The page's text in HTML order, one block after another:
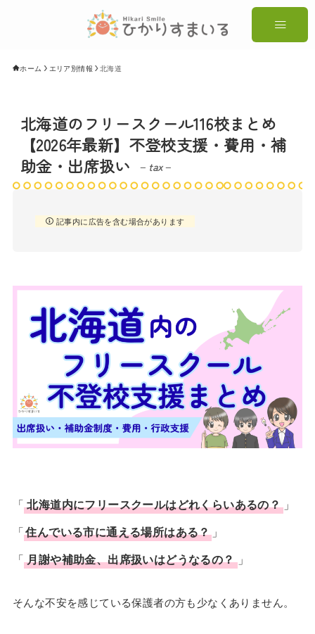
ホーム エリア別情報 北海道
北海道のフリースクール116校まとめ
【2026年最新】不登校支援・費用・補
助金・出席扱い
– tax –
記事内に広告を含む場合があります
「北海道内にフリースクールはどれくらいあるの？ 」
「住んでいる市に通える場所はある？」
「月謝や補助金、出席扱いはどうなるの？」
そんな不安を感じている保護者の方も少なくありません。